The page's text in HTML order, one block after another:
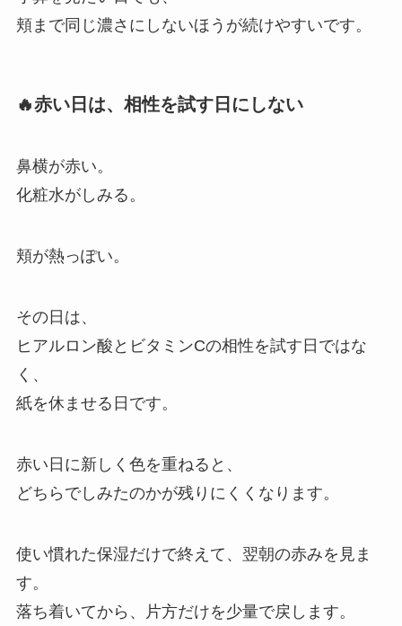
頬まで同じ濃さにしないほうが続けやすいです。
🔥赤い日は、相性を試す日にしない
鼻横が赤い。
化粧水がしみる。
頬が熱っぽい。
その日は、
ヒアルロン酸とビタミンCの相性を試す日ではな
く、
紙を休ませる日です。
赤い日に新しく色を重ねると、
どちらでしみたのかが残りにくくなります。
使い慣れた保湿だけで終えて、翌朝の赤みを見ま
す。
落ち着いてから、片方だけを少量で戻します。